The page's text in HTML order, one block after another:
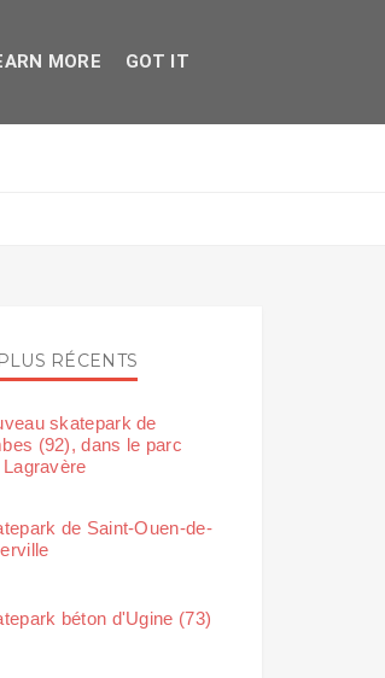
RÉCENTS
skatepark de
(92), dans le parc
de Saint-Ouen-de-
béton d'Ugine (73)
MORE GOT IT